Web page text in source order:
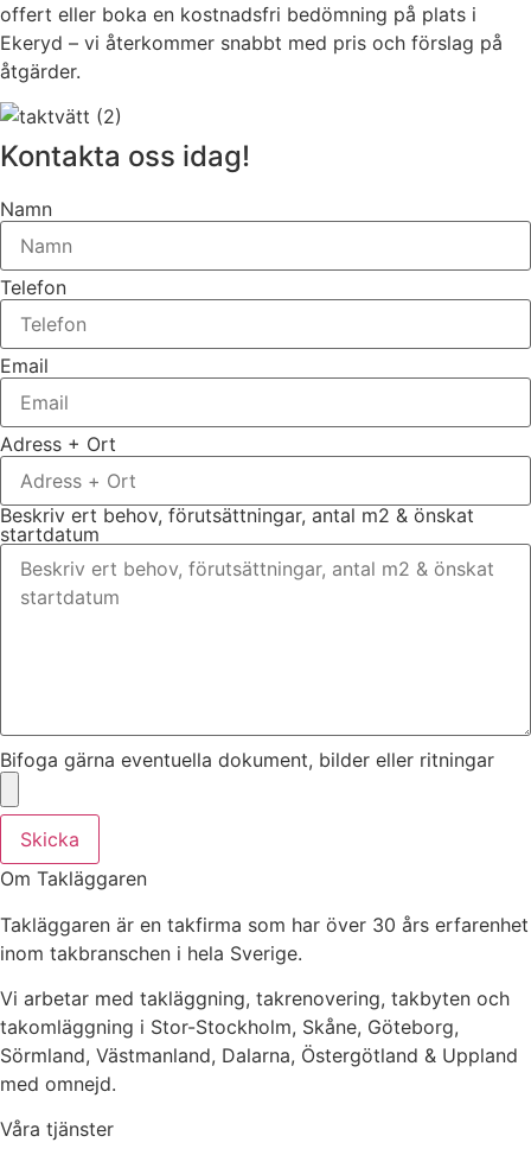
offert eller boka en kostnadsfri bedömning på plats i
Ekeryd – vi återkommer snabbt med pris och förslag på
åtgärder.
Kontakta oss idag!
Namn
Telefon
Email
Adress + Ort
Beskriv ert behov, förutsättningar, antal m2 & önskat
startdatum
Bifoga gärna eventuella dokument, bilder eller ritningar
Skicka
Om Takläggaren
Takläggaren är en takfirma som har över 30 års erfarenhet
inom takbranschen i hela Sverige.
Vi arbetar med takläggning, takrenovering, takbyten och
takomläggning i Stor-Stockholm, Skåne, Göteborg,
Sörmland, Västmanland, Dalarna, Östergötland & Uppland
med omnejd.
Våra tjänster